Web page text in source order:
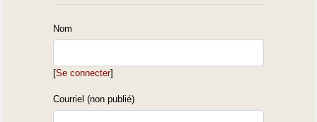
Nom
[Se connecter]
Courriel (non publié)